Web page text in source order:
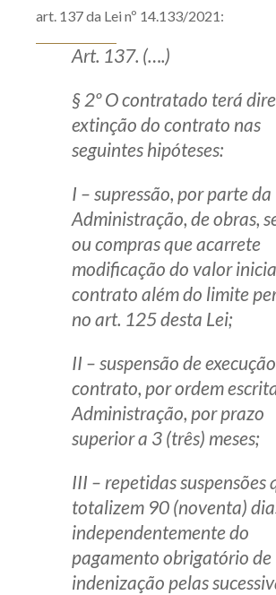
art. 137 da Lei nº 14.133/2021:
Art. 137. (….)
§ 2º O contratado terá
extinção do contrato nas
seguintes hipóteses:
I – supressão, por parte da
Administração, de obras,
ou compras que acarrete
modificação do valor
contrato além do limite
no art. 125 desta Lei;
II – suspensão de
contrato, por ordem
Administração, por prazo
superior a 3 (três) meses;
III – repetidas suspensões
totalizem 90 (noventa)
independentemente do
pagamento obrigatório de
indenização pelas